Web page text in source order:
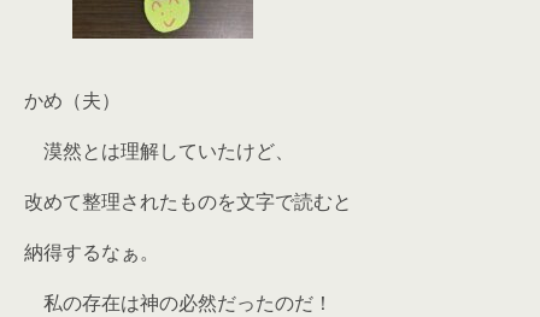
かめ（夫）
漠然とは理解していたけど、
改めて整理されたものを文字で読むと
納得するなぁ。
私の存在は神の必然だったのだ！